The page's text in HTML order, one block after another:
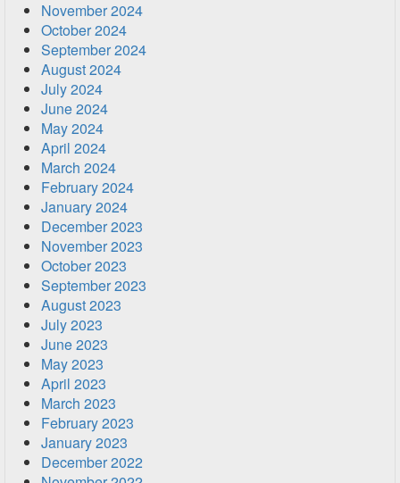
November 2024
October 2024
September 2024
August 2024
July 2024
June 2024
May 2024
April 2024
March 2024
February 2024
January 2024
December 2023
November 2023
October 2023
September 2023
August 2023
July 2023
June 2023
May 2023
April 2023
March 2023
February 2023
January 2023
December 2022